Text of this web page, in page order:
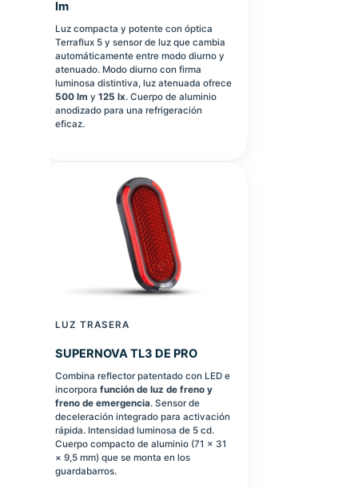
lm
Luz compacta y potente con óptica
Terraflux 5 y sensor de luz que cambia
automáticamente entre modo diurno y
atenuado. Modo diurno con firma
luminosa distintiva, luz atenuada ofrece
500 lm y125 lx. Cuerpo de aluminio
anodizado para una refrigeración
eficaz.
LUZ TRASERA
SUPERNOVA TL3 DE PRO
Combina reflector patentado con LED e
incorporafunción de luz de freno y
freno de emergencia. Sensor de
deceleración integrado para activación
rápida. Intensidad luminosa de 5 cd.
Cuerpo compacto de aluminio (71 × 31
× 9,5 mm) que se monta en los
guardabarros.